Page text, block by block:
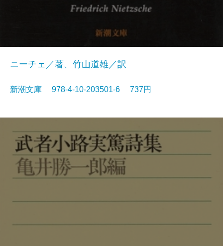
ニーチェ／著、竹山道雄／訳
新潮文庫 978-4-10-203501-6 737円